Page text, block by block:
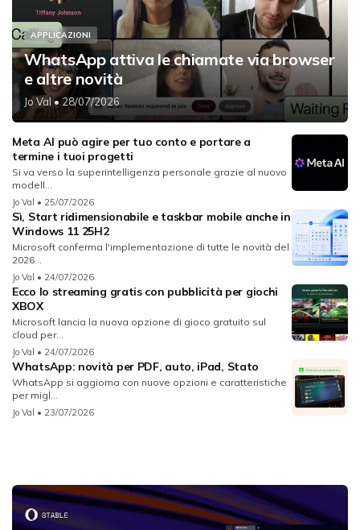
APPLICAZIONI
WhatsApp attiva le chiamate via browser
e altre novità
Jo Val• 28/07/2026
Meta AI può agire per tuo conto e portare a
termine i tuoi progetti
Si va verso la superintelligenza personale grazie al nuovo
modell...
Jo Val • 25/07/2026
Sì, Start ridimensionabile e taskbar mobile anche in
Windows 11 25H2
Microsoft conferma l'implementazione di tutte le novità del
2026...
Jo Val • 24/07/2026
Ecco lo streaming gratis con pubblicità per giochi
XBOX
Microsoft lancia la nuova opzione di gioco gratuito sul
cloud per...
Jo Val • 24/07/2026
WhatsApp: novità per PDF, auto, iPad, Stato
WhatsApp si aggiorna con nuove opzioni e caratteristiche
per migl...
Jo Val • 23/07/2026